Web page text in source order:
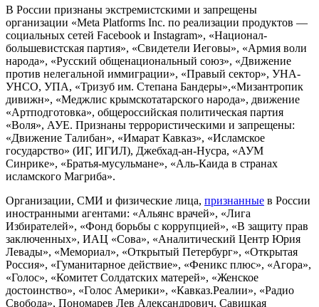
В России признаны экстремистскими и запрещены
организации «Meta Platforms Inc. по реализации продуктов —
социальных сетей Facebook и Instagram», «Национал-
большевистская партия», «Свидетели Иеговы», «Армия воли
народа», «Русский общенациональный союз», «Движение
против нелегальной иммиграции», «Правый сектор», УНА-
УНСО, УПА, «Тризуб им. Степана Бандеры»,«Мизантропик
дивижн», «Меджлис крымскотатарского народа», движение
«Артподготовка», общероссийская политическая партия
«Воля», АУЕ. Признаны террористическими и запрещены:
«Движение Талибан», «Имарат Кавказ», «Исламское
государство» (ИГ, ИГИЛ), Джебхад-ан-Нусра, «АУМ
Синрике», «Братья-мусульмане», «Аль-Каида в странах
исламского Магриба».
Организации, СМИ и физические лица, признанные в России
иностранными агентами: «Альянс врачей», «Лига
Избирателей», «Фонд борьбы с коррупцией», «В защиту прав
заключенных», ИАЦ «Сова», «Аналитический Центр Юрия
Левады», «Мемориал», «Открытый Петербург», «Открытая
Россия», «Гуманитарное действие», «Феникс плюс», «Агора»,
«Голос», «Комитет Солдатских матерей», «Женское
достоинство», «Голос Америки», «Кавказ.Реалии», «Радио
Свобода», Пономарев Лев Александрович, Савицкая